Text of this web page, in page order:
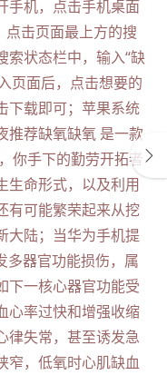
手机，点击手机桌面
击页面最上方的搜
索状态栏中，输入“缺
页面后，点击想要的
下载即可；苹果系统
推荐缺氧缺氧 是一款
你手下的勤劳开拓者
生命形式，以及利用
有可能繁荣起来从挖
大陆；当华为手机提
多器官功能损伤，属
下一核心器官功能受
心率过快和增强收缩
律失常，甚至诱发急
窄，低氧时心肌缺血